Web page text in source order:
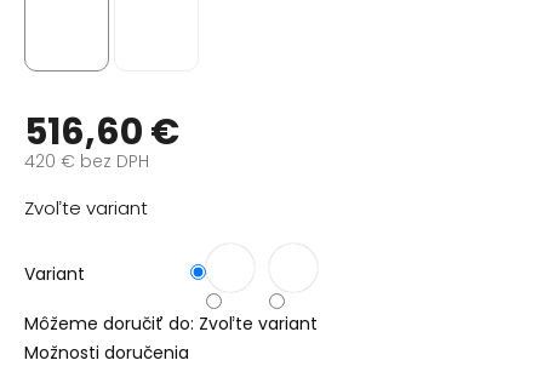
516,60 €
420 € bez DPH
cena:
Zvoľte variant
Variant
Môžeme doručiť do: Zvoľte variant
Možnosti doručenia